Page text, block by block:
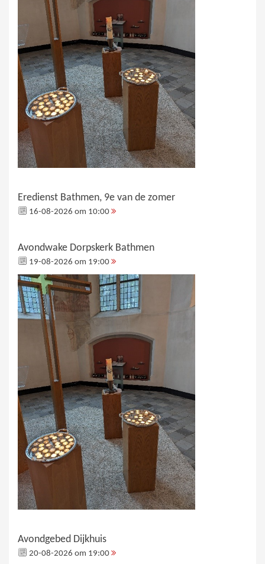
Eredienst Bathmen, 9e van de zomer
16-08-2026 om 10:00
Avondwake Dorpskerk Bathmen
19-08-2026 om 19:00
Avondgebed Dijkhuis
20-08-2026 om 19:00